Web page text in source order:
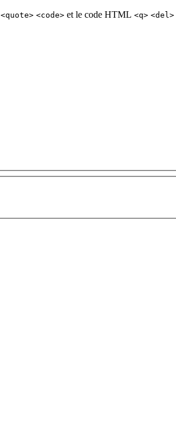
<quote> <code> et le code HTML <q> <del>